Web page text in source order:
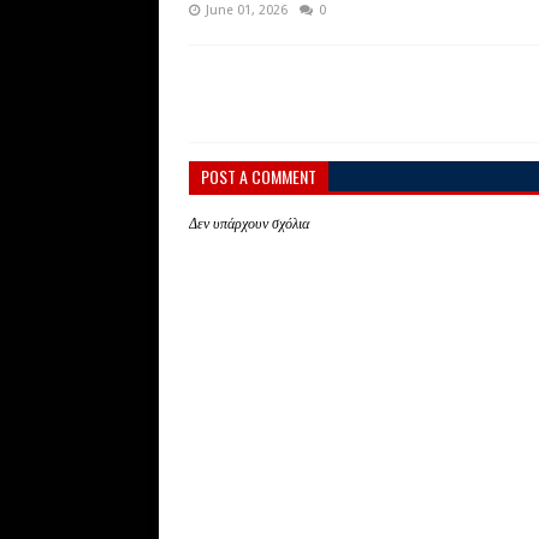
June 01, 2026 0
POST A COMMENT
Δεν υπάρχουν σχόλια